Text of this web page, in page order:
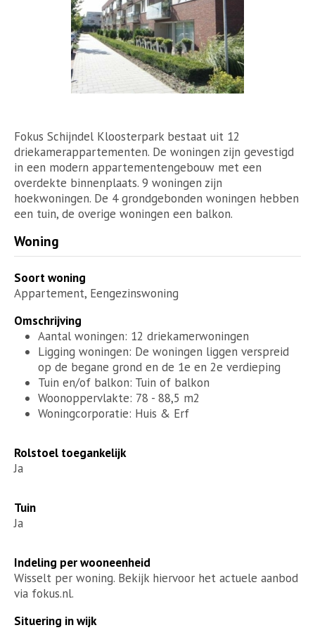
Fokus Schijndel Kloosterpark bestaat uit 12
driekamerappartementen. De woningen zijn gevestigd
in een modern appartementengebouw met een
overdekte binnenplaats. 9 woningen zijn
hoekwoningen. De 4 grondgebonden woningen hebben
een tuin, de overige woningen een balkon.
Woning
Soort woning
Appartement, Eengezinswoning
Omschrijving
Aantal woningen: 12 driekamerwoningen
Ligging woningen: De woningen liggen verspreid
op de begane grond en de 1e en 2e verdieping
Tuin en/of balkon: Tuin of balkon
Woonoppervlakte: 78 - 88,5 m2
Woningcorporatie: Huis & Erf
Rolstoel toegankelijk
Ja
Tuin
Ja
Indeling per wooneenheid
Wisselt per woning. Bekijk hiervoor het actuele aanbod
via fokus.nl.
Situering in wijk